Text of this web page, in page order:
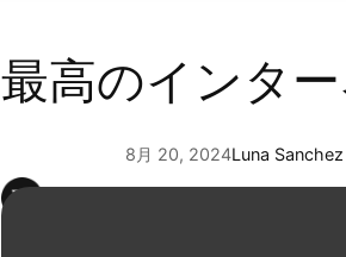
最高のインタ
8月 20, 2024Luna Sanchez